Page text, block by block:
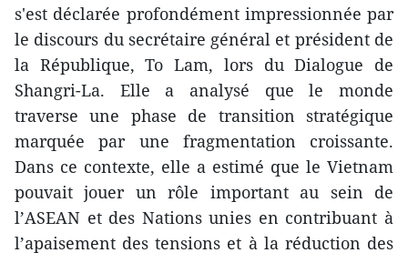
s'est déclarée profondément impressionnée par
le discours du secrétaire général et président de
la République, To Lam, lors du Dialogue de
Shangri-La. Elle a analysé que le monde
traverse une phase de transition stratégique
marquée par une fragmentation croissante.
Dans ce contexte, elle a estimé que le Vietnam
pouvait jouer un rôle important au sein de
l’ASEAN et des Nations unies en contribuant à
l’apaisement des tensions et à la réduction des